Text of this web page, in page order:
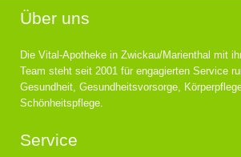
Über uns
Die Vital-Apotheke in Zwickau/Marienthal mit
Team steht seit 2001 für engagierten Service
Gesundheit, Gesundheitsvorsorge,
Schönheitspflege.
Service